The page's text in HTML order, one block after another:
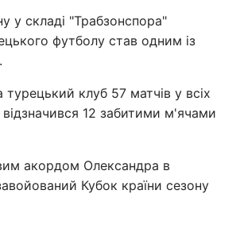
у складі "Трабзонспора"
футболу став одним із
турецький клуб 57 матчів у всіх
відзначився 12 забитими м'ячами
акордом Олександра в
Кубок країни сезону